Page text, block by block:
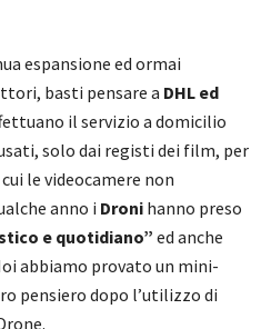
espansione ed ormai
basti pensare a DHL ed
il servizio a domicilio
solo dai registi dei film, per
le videocamere non
anno i Droni hanno preso
e quotidiano” ed anche
abbiamo provato un mini-
pensiero dopo l’utilizzo di